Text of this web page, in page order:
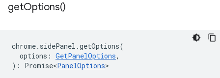
getOptions()
chrome. sidePanel .getOptions(
options : GetPanelOptions,
) : Promise<PanelOptions>